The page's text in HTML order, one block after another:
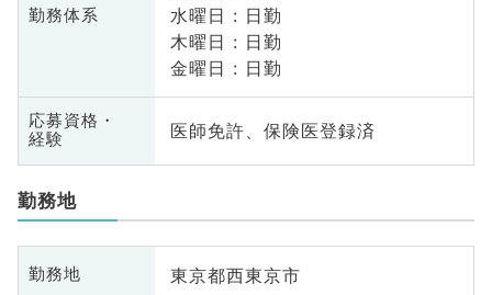
勤務体系
水曜日 : 日勤
木曜日 : 日勤
金曜日 : 日勤
応募資格・
経験
医師免許、保険医登録済
勤務地
勤務地 東京都西東京市